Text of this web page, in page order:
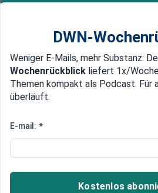
Newsticker MEIN DWN:
Edelmetalle DWN-
Krise beim BVB
Borussia
Stöger neuer
Der eben beim FC Köln
DWN-
Weniger E-Mails, mehr Substanz:
Wochenrückblick liefert 1x/
Themen kompakt als Podcast. Für
überläuft.
E-mail: *
Kostenlos